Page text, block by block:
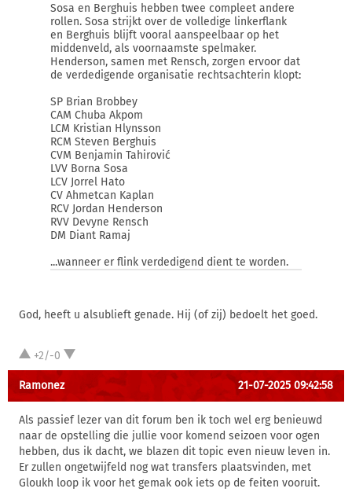
Sosa en Berghuis hebben twee compleet andere
rollen. Sosa strijkt over de volledige linkerflank
en Berghuis blijft vooral aanspeelbaar op het
middenveld, als voornaamste spelmaker.
Henderson, samen met Rensch, zorgen ervoor dat
de verdedigende organisatie rechtsachterin klopt:
SP Brian Brobbey
CAM Chuba Akpom
LCM Kristian Hlynsson
RCM Steven Berghuis
CVM Benjamin Tahirović
LVV Borna Sosa
LCV Jorrel Hato
CV Ahmetcan Kaplan
RCV Jordan Henderson
RVV Devyne Rensch
DM Diant Ramaj
...wanneer er flink verdedigend dient te worden.
God, heeft u alsublieft genade. Hij (of zij) bedoelt het goed.
+2/-0
Ramonez 21-07-2025 09:42:58
Als passief lezer van dit forum ben ik toch wel erg benieuwd
naar de opstelling die jullie voor komend seizoen voor ogen
hebben, dus ik dacht, we blazen dit topic even nieuw leven in.
Er zullen ongetwijfeld nog wat transfers plaatsvinden, met
Gloukh loop ik voor het gemak ook iets op de feiten vooruit.